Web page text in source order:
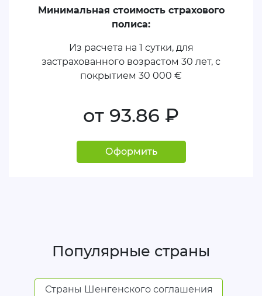
Минимальная стоимость страхового
полиса:
Из расчета на 1 сутки, для
застрахованного возрастом 30 лет, с
покрытием 30 000 €
от 93.86 руб.
Оформить
Популярные страны
Страны Шенгенского соглашения